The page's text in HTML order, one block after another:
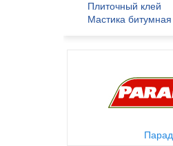
Плиточный клей
Мастика битумная
Парад